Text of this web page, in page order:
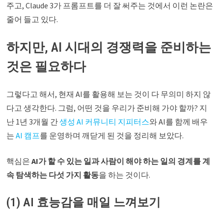
주고, Claude 3가 프롬프트를 더 잘 써주는 것에서 이런 논란은
줄어 들고 있다.
하지만, AI 시대의 경쟁력을 준비하는
것은 필요하다
그렇다고 해서, 현재 AI를 활용해 보는 것이 다 무의미 하지 않
다고 생각한다. 그럼, 어떤 것을 우리가 준비해 가야 할까? 지
난 1년 3개월 간생성 AI 커뮤니티 지피터스와 AI를 함께 배우
는AI 캠프를 운영하며 깨닫게 된 것을 정리해 보았다.
핵심은AI가 할 수 있는 일과 사람이 해야 하는 일의 경계를 계
속 탐색하는 다섯 가지 활동을 하는 것이다.
(1) AI 효능감을 매일 느껴보기